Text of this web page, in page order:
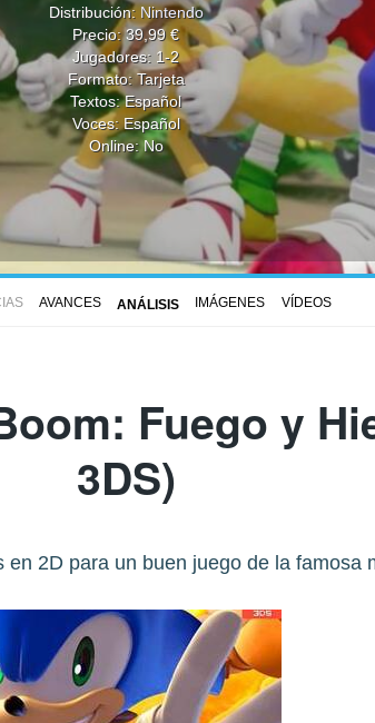
Distribución:Nintendo
Precio: 39,99 €
Jugadores: 1-2
Formato: Tarjeta
Textos: Español
Voces: Español
Online: No
AVANCES ANÁLISIS IMÁGENES VÍDEOS
Fuego y
3DS)
2D para un buen juego de la famosa